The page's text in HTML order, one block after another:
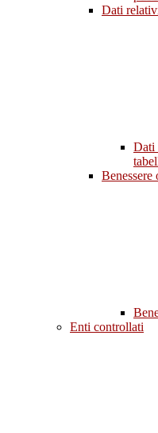
Dati
Dati
Benessere
Enti controllati